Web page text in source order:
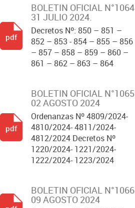
BOLETIN OFICIAL N°1064
31 JULIO 2024.
Decretos Nº: 850 – 851 –
852 – 853 - 854 – 855 – 856
– 857 – 858 – 859 – 860 –
861 – 862 – 863 – 864
pdf
BOLETIN OFICIAL N°1065
02 AGOSTO 2024
Ordenanzas Nº 4809/2024-
4810/2024- 4811/2024-
4812/2024 Decretos Nº
1220/2024- 1221/2024-
1222/2024- 1223/2024
pdf
BOLETIN OFICIAL N°1066
09 AGOSTO 2024